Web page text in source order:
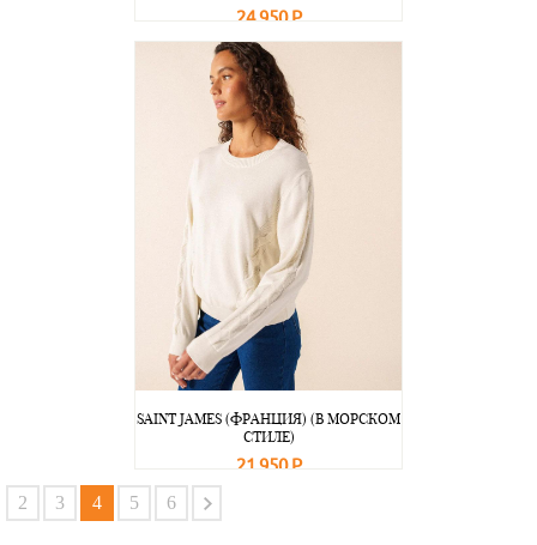
24 950 Р
В корзину
SAINT JAMES (ФРАНЦИЯ) (В МОРСКОМ
СТИЛЕ)
21 950 Р
В корзину
2 3 4 5 6